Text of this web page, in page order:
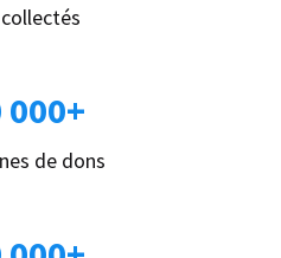
000+
de dons